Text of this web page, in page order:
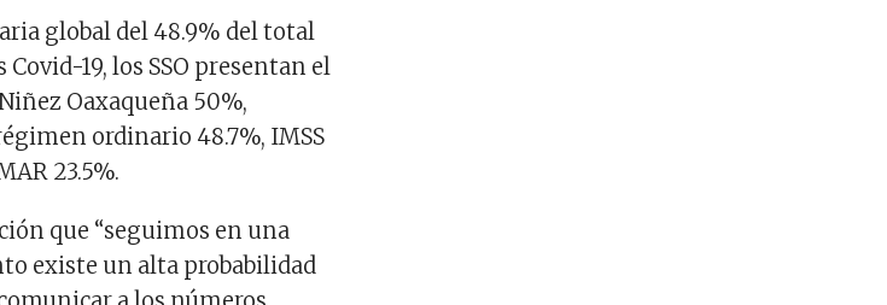
global del 48.9% del total
19, los SSO presentan el
Oaxaqueña 50%,
régimen ordinario 48.7%, IMSS
23.5%.
que “seguimos en una
existe un alta probabilidad